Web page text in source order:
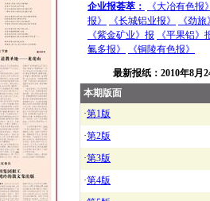
企业报荟萃： 《大冶有色报》
报》
《长城铝业报》 《劲
《紫金矿业》报
《平果铝》
氟多报》
《铜陵有色报》
最新报纸： 2010年8月
本期版面
·第1版
·第2版
·第3版
·第4版